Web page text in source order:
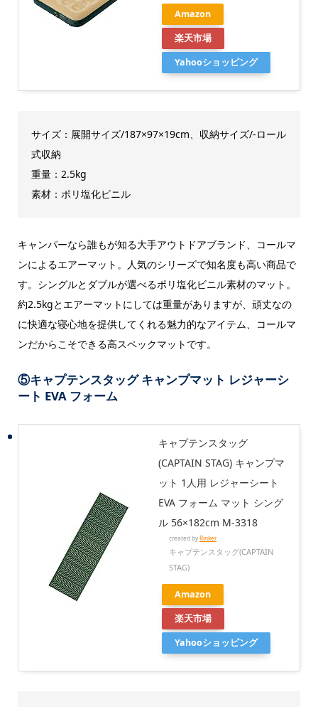
Amazon
楽天市場
Yahooショッピング
サイズ：展開サイズ/187×97×19cm、収納サイズ/-ロール
式収納
重量：2.5kg
素材：ポリ塩化ビニル
キャンパーなら誰もが知る大手アウトドアブランド、コールマ
ンによるエアーマット。人気のシリーズで知名度も高い商品で
す。シングルとダブルが選べるポリ塩化ビニル素材のマット。
約2.5kgとエアーマットにしては重量がありますが、頑丈なの
に快適な寝心地を提供してくれる魅力的なアイテム、コールマ
ンだからこそできる高スペックマットです。
⑤キャプテンスタッグ キャンプマット レジャーシ
ート EVA フォーム
キャプテンスタッグ
(CAPTAIN STAG) キャンプマ
ット 1人用 レジャーシート
EVA フォーム マット シング
ル 56×182cm M-3318
created by Rinker
キャプテンスタッグ(CAPTAIN
STAG)
Amazon
楽天市場
Yahooショッピング